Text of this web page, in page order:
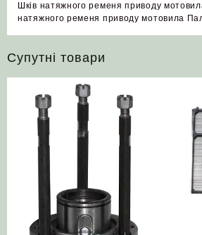
Шків натяжного ременя приводу
натяжного ременя приводу мотовила
Супутні товари